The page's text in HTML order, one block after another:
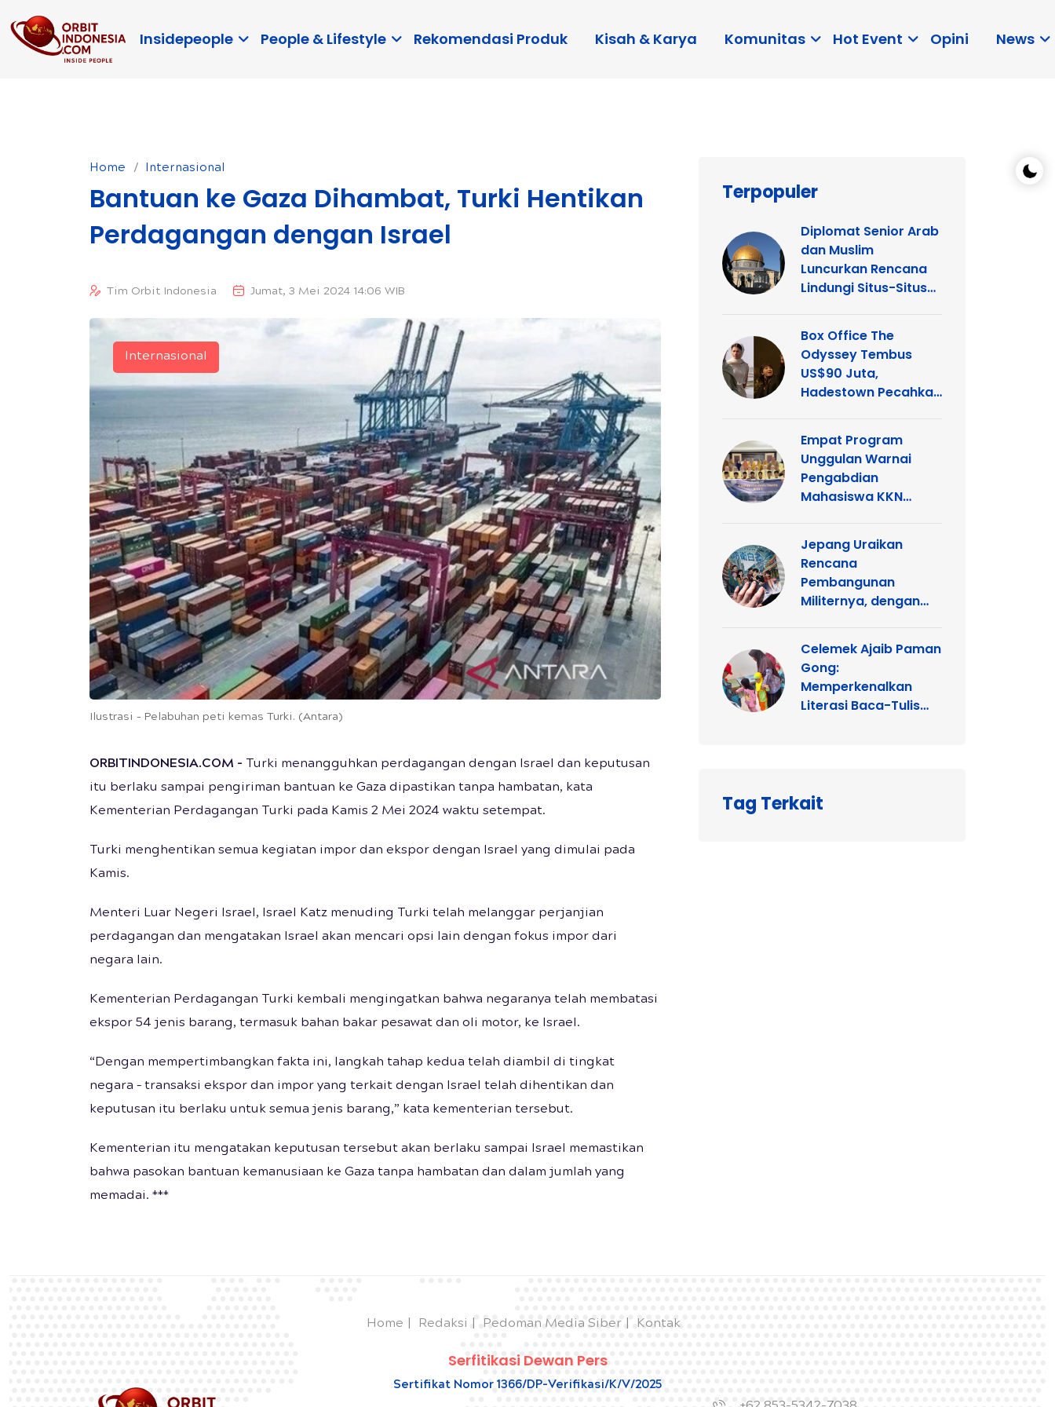
Insidepeople People & Lifestyle Rekomendasi Produk Kisah & Karya Komunitas Hot Event Opini News
Home Internasional
Bantuan ke Gaza Dihambat, Turki Hentikan
Perdagangan dengan Israel
Tim Orbit Indonesia Jumat, 3 Mei 2024 14:06 WIB
Ilustrasi - Pelabuhan peti kemas Turki. (Antara)
Internasional
ORBITINDONESIA.COM - Turki menangguhkan perdagangan dengan Israel dan keputusan
itu berlaku sampai pengiriman bantuan ke Gaza dipastikan tanpa hambatan, kata
Kementerian Perdagangan Turki pada Kamis 2 Mei 2024 waktu setempat.
Turki menghentikan semua kegiatan impor dan ekspor dengan Israel yang dimulai pada
Kamis.
Menteri Luar Negeri Israel, Israel Katz menuding Turki telah melanggar perjanjian
perdagangan dan mengatakan Israel akan mencari opsi lain dengan fokus impor dari
negara lain.
Kementerian Perdagangan Turki kembali mengingatkan bahwa negaranya telah membatasi
ekspor 54 jenis barang, termasuk bahan bakar pesawat dan oli motor, ke Israel.
“Dengan mempertimbangkan fakta ini, langkah tahap kedua telah diambil di tingkat
negara – transaksi ekspor dan impor yang terkait dengan Israel telah dihentikan dan
keputusan itu berlaku untuk semua jenis barang,” kata kementerian tersebut.
Kementerian itu mengatakan keputusan tersebut akan berlaku sampai Israel memastikan
bahwa pasokan bantuan kemanusiaan ke Gaza tanpa hambatan dan dalam jumlah yang
memadai. ***
Terpopuler
Diplomat Senior Arab
dan Muslim
Luncurkan Rencana
Lindungi Situs-Situs
dan Kristen di
Yerusalem
Box Office The
Odyssey Tembus
US$90 Juta,
Hadestown Pecahkan
Empat Program
Unggulan Warnai
Pengabdian
Mahasiswa KKN
Kelurahan Ganting
Jepang Uraikan
Rencana
Pembangunan
Militernya, dengan
Tiongkok, Rusia dan
Korea Utara
Celemek Ajaib Paman
Gong:
Memperkenalkan
Literasi Baca-Tulis
Tag Terkait
Home Redaksi Pedoman Media Siber Kontak
Serfitikasi Dewan Pers
Sertifikat Nomor 1366/DP-Verifikasi/K/V/2025